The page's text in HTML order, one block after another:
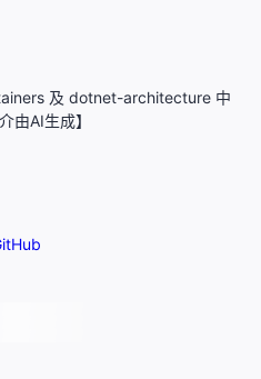
及 dotnet-architecture 中
由AI生成】